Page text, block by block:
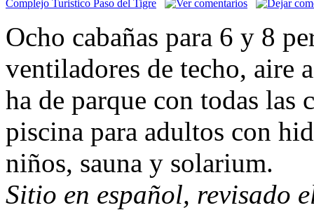
Complejo Turistico Paso del Tigre
Ocho cabañas para 6 y 8
ventiladores de techo, aire
ha de parque con todas las
piscina para adultos con
niños, sauna y solarium.
Sitio en español, revisado